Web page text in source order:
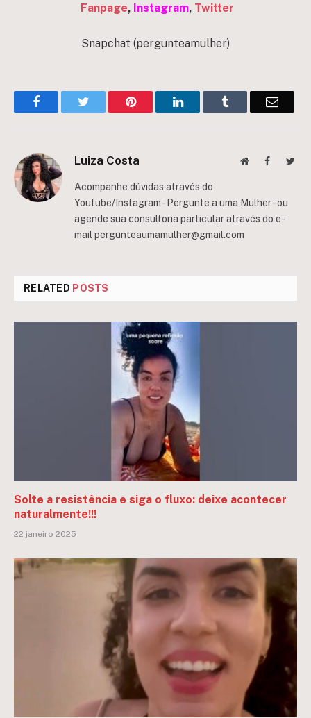
Fanpage,Instagram, Twitter
Snapchat (pergunteamulher)
FacebookTwitter Pinterest LinkedInTumblr Email
Luiza Costa WebsiteFacebook
Acompanhe dúvidas através do
Youtube/Instagram - Pergunte a uma Mulher - ou
agende sua consultoria particular através do e-
mailpergunteaumamulher@gmail.com
RELATED POSTS
Solte a resistência e siga o fluxo: deixe acontecer
naturalmente!!!
22 janeiro 2025